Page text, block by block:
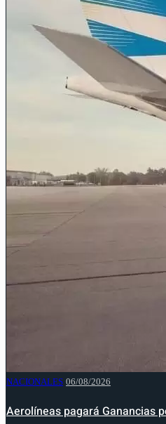
NACIONALES 06/08/2026
Aerolíneas pagará Ganancias